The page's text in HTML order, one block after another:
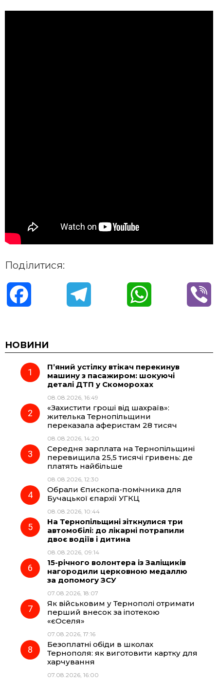
Поділитися:
c
e
o
k
e
g
r
a
m
t
НОВИНИ
П’яний устілку втікач перекинув
машину з пасажиром: шокуючі
деталі ДТП у Скоморохах
08.08.2026, 16:49
«Захистити гроші від шахраїв»:
жителька Тернопільщини
переказала аферистам 28 тисяч
08.08.2026, 14:20
Середня зарплата на Тернопільщині
перевищила 25,5 тисячі гривень: де
платять найбільше
08.08.2026, 12:30
Обрали Єпископа-помічника для
Бучацької єпархії УГКЦ
08.08.2026, 10:44
На Тернопільщині зіткнулися три
автомобілі: до лікарні потрапили
двоє водіїв і дитина
08.08.2026, 09:14
15-річного волонтера із Заліщиків
нагородили церковною медаллю
за допомогу ЗСУ
07.08.2026, 18:07
Як військовим у Тернополі отримати
перший внесок за іпотекою
«єОселя»
07.08.2026, 17:16
Безоплатні обіди в школах
Тернополя: як виготовити картку для
харчування
07.08.2026, 16:00